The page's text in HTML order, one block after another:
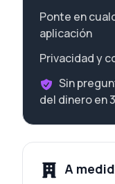
Ponte en
aplicación
Privacidad y
Sin
del dinero en
A